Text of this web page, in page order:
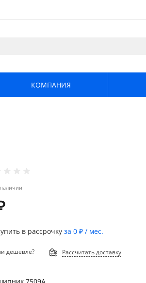
КОМПАНИЯ
в рассрочкуза0 ₽ / мес.
дешевле? Рассчитать доставку